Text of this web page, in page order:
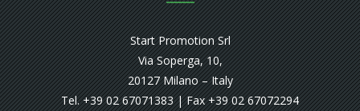
Start Promotion Srl
Via Soperga, 10,
20127 Milano – Italy
Tel. +39 02 67071383 | Fax +39 02 67072294